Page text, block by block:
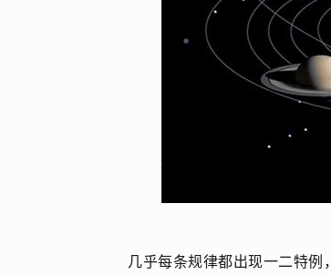
几乎每条规律都出现一二特